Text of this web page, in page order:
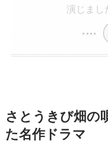
演じまし
さとうきび畑の
た名作ドラマ